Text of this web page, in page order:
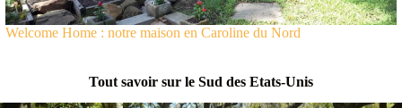
Welcome Home : notre maison en Caroline du Nord
Tout savoir sur le Sud des Etats-Unis